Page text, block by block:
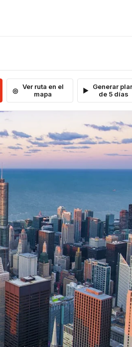
Ver ruta en el
mapa
Generar
de 5 días